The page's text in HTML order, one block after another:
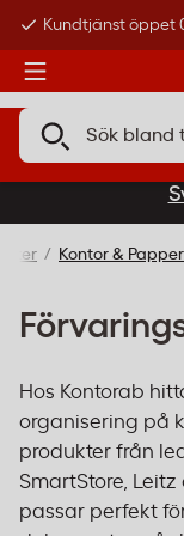
Kundtjänst öppet
Kontor & Papper
Hos Kontorab
organisering på
produkter från
SmartStore,
passar perfekt